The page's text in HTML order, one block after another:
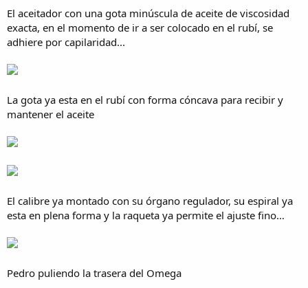
El aceitador con una gota minúscula de aceite de viscosidad
exacta, en el momento de ir a ser colocado en el rubí, se
adhiere por capilaridad...
La gota ya esta en el rubí con forma cóncava para recibir y
mantener el aceite
El calibre ya montado con su órgano regulador, su espiral ya
esta en plena forma y la raqueta ya permite el ajuste fino…
Pedro puliendo la trasera del Omega